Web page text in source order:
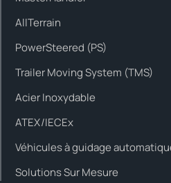
AllTerrain
PowerSteered (PS)
Trailer Moving System (TMS)
Acier Inoxydable
ATEX/IECEx
Véhicules à guidage
Solutions Sur Mesure